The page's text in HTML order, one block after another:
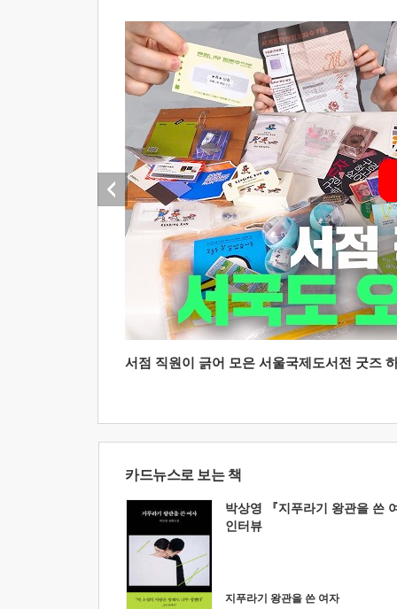
서점 직원이 긁어 모은 서울국제도서전 굿즈
카드뉴스로 보는 책
박상영 『지푸라기 왕관을 쓴
인터뷰
지푸라기 왕관을 쓴 여자